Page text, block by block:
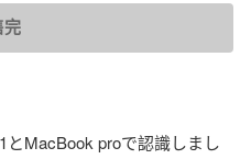
完
MacBook proで認識しまし